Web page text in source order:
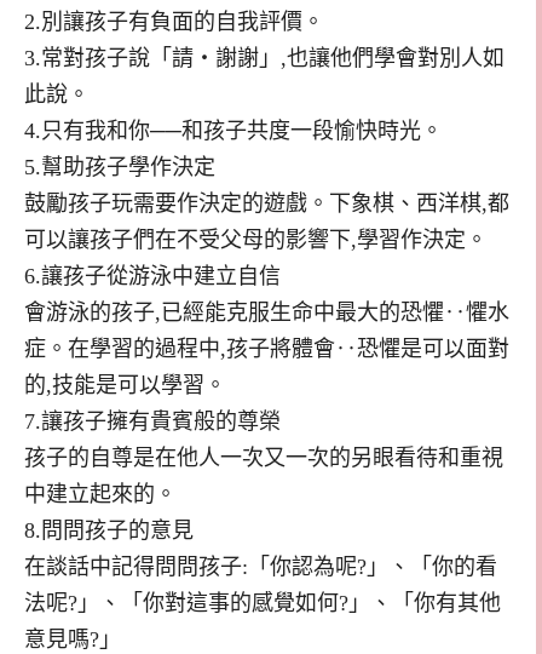
2.別讓孩子有負面的自我評價。
3.常對孩子說「請‧謝謝」,也讓他們學會對別人如
此說。
4.只有我和你──和孩子共度一段愉快時光。
5.幫助孩子學作決定
鼓勵孩子玩需要作決定的遊戲。下象棋、西洋棋,都
可以讓孩子們在不受父母的影響下,學習作決定。
6.讓孩子從游泳中建立自信
會游泳的孩子,已經能克服生命中最大的恐懼‥懼水
症。在學習的過程中,孩子將體會‥恐懼是可以面對
的,技能是可以學習。
7.讓孩子擁有貴賓般的尊榮
孩子的自尊是在他人一次又一次的另眼看待和重視
中建立起來的。
8.問問孩子的意見
在談話中記得問問孩子:「你認為呢?」、「你的看
法呢?」、「你對這事的感覺如何?」、「你有其他
意見嗎?」